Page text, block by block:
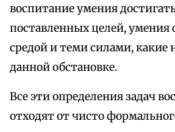
воспитание умения
поставленных целей, умения
средой и теми силами, какие
данной обстановке.
Все эти определения задач
отходят от чисто